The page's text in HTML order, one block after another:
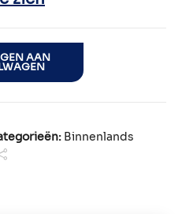
100cl aantal
AAN
Binnenlands